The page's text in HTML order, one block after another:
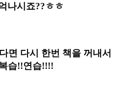
나시죠??ㅎㅎ
면 다시 한번 책을 꺼내서
습!!연습!!!!